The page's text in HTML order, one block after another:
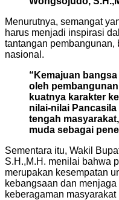
Menurutnya, semangat
harus menjadi inspirasi
tantangan pembangunan,
nasional.
“Kemajuan
oleh
kuatnya karakter
nilai-nilai
tengah
muda sebagai
Sementara itu, Wakil
S.H.,M.H. menilai bahwa
merupakan kesempatan
kebangsaan dan
keberagaman masyarakat